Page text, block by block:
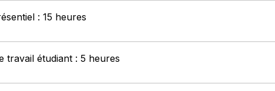
: 15 heures
travail étudiant : 5 heures